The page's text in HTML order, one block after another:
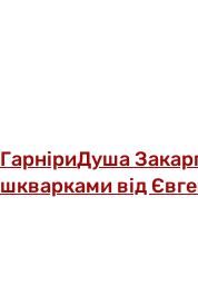
ГарніриДуша
шкварками від